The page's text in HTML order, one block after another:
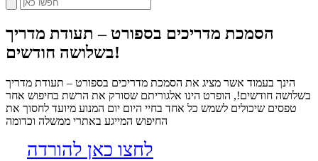
הסמכת מדריכים בספורט – תעודת מדריך
בשלושה חודשים!
הינך בעמוד אשר מציג את הסמכת מדריכים בספורט – תעודת מדריך
בשלושה חודשים!, הופרט הינו אלגוריתם שסורק את הרשת בחיפוש אחר
טפסים שיכולים לשמש כל אחד בחיי היום יום המנוע מיועד לחסוך את
החיפוש המייגע באתרי ממשלה וכדומה
לחצו כאן להורדה